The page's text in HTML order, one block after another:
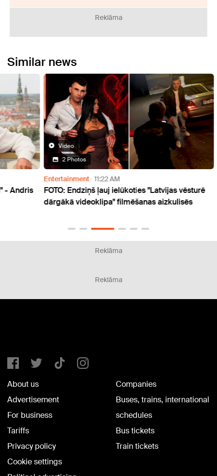
Reklāma
Similar news
Video
2 Photos
Entertainment 11:22 AM
FOTO: Endziņš ļauj ielūkoties "Latvijas vēsturē
dārgākā videoklipa" filmēšanas aizkulisēs
Reklāma
Reklāma
About us
Advertisement
For business
Tariffs
Privacy policy
Cookie settings
Companies
Buses, trains, international
schedules
Bus tickets
Train tickets